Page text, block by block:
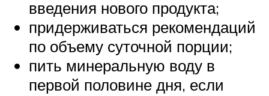
введения нового продукта;
придерживаться рекомендаций
по объему суточной порции;
пить минеральную воду в
первой половине дня, если